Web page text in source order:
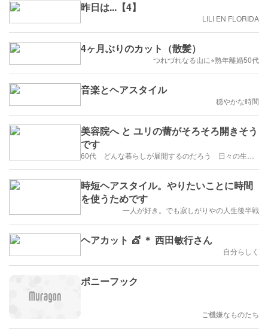
昨日は...【4】
LILI EN FLORIDA
4ヶ月ぶりのカット（散髪）
つれづれなる山に⭐︎熟年離婚50代
音楽とヘアスタイル
穏やかな時間
美容院へ と ユリの蕾がそろそろ開きそう
です
時短ヘアスタイル。やりたいことに時間
を使うためです
一人が好き。でも寂しがりやの人生後半戦
ヘアカット 💇 ＊ 西田敏行さん
自分らしく
ポニーフック
ご機嫌なものたち